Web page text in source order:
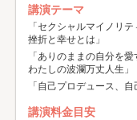
講演テーマ
「セクシャルマイノリ
挫折と幸せとは」
「ありのままの自分を
わたしの波瀾万丈人生」
「自己プロデュース、
講演料金目安